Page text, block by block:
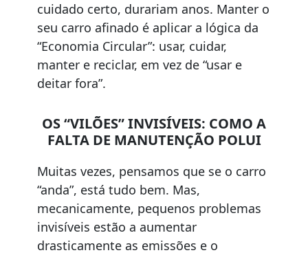
cuidado certo, durariam anos. Manter o
seu carro afinado é aplicar a lógica da
“Economia Circular”: usar, cuidar,
manter e reciclar, em vez de “usar e
deitar fora”.
OS “VILÕES” INVISÍVEIS: COMO A
FALTA DE MANUTENÇÃO POLUI
Muitas vezes, pensamos que se o carro
“anda”, está tudo bem. Mas,
mecanicamente, pequenos problemas
invisíveis estão a aumentar
drasticamente as emissões e o